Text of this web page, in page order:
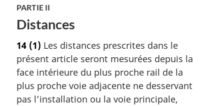
PARTIE II
Distances
14 (1) Les distances prescrites dans le
présent article seront mesurées depuis la
face intérieure du plus proche rail de la
plus proche voie adjacente ne desservant
pas l’installation ou la voie principale,